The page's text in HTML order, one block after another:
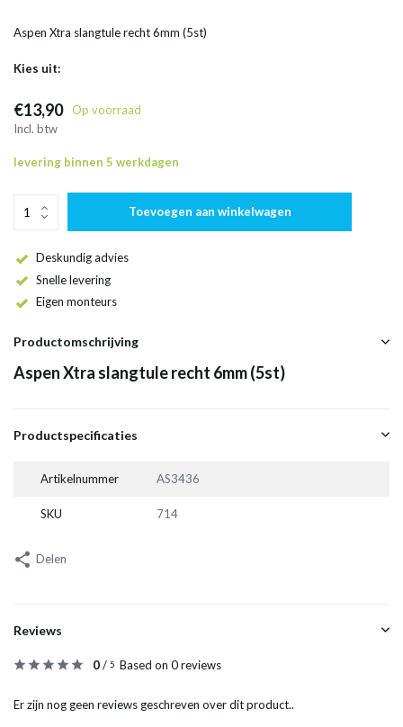
Aspen Xtra slangtule recht 6mm (5st)
Kies uit:
€13,90
Op voorraad
Incl. btw
levering binnen 5 werkdagen
Toevoegen aan winkelwagen
Deskundig advies
Snelle levering
Eigen monteurs
Productomschrijving
Aspen Xtra slangtule recht 6mm (5st)
Productspecificaties
Artikelnummer AS3436
SKU 714
Delen
Reviews
0/ 5 Based on 0 reviews
Er zijn nog geen reviews geschreven over dit product..